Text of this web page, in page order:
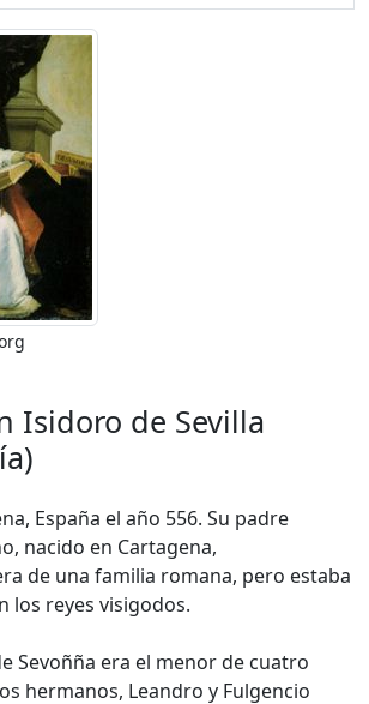
Isidoro de Sevilla
España el año 556. Su padre
nacido en Cartagena,
de una familia romana, pero estaba
los reyes visigodos.
Sevoñña era el menor de cuatro
hermanos, Leandro y Fulgencio